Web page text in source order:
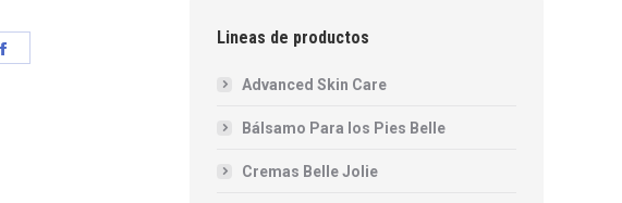
Lineas de productos
Advanced Skin Care
Bálsamo Para los Pies Belle
Cremas Belle Jolie